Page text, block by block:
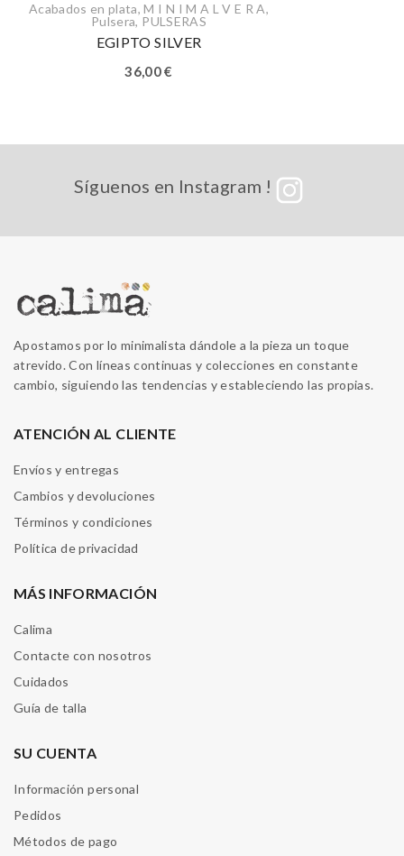
Acabados en plata,M I N I M A L V E R A,
Pulsera, PULSERAS
EGIPTO SILVER
36,00€
Síguenos en Instagram !
Apostamos por lo minimalista dándole a la pieza un toque
atrevido. Con líneas continuas y colecciones en constante
cambio, siguiendo las tendencias y estableciendo las propias.
ATENCIÓN AL CLIENTE
Envíos y entregas
Cambios y devoluciones
Términos y condiciones
Política de privacidad
MÁS INFORMACIÓN
Calima
Contacte con nosotros
Cuidados
Guía de talla
SU CUENTA
Información personal
Pedidos
Métodos de pago